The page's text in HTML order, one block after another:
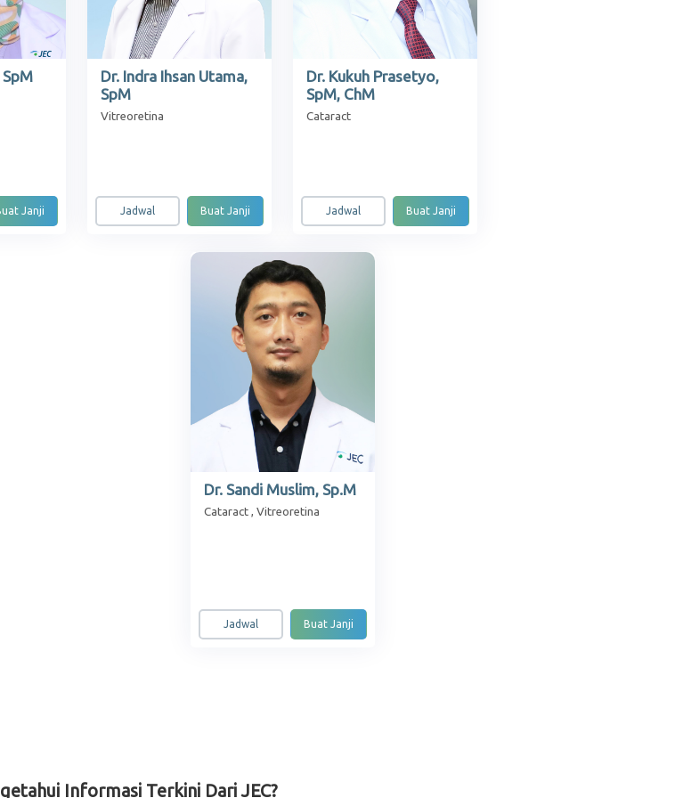
Janji
Dr. Indra Ihsan Utama,
SpM
Vitreoretina
Jadwal Buat Janji
Dr. Kukuh Prasetyo,
SpM, ChM
Cataract
Jadwal Buat Janji
Dr. Sandi Muslim, Sp.M
Cataract , Vitreoretina
Jadwal Buat Janji
Informasi Terkini Dari JEC?